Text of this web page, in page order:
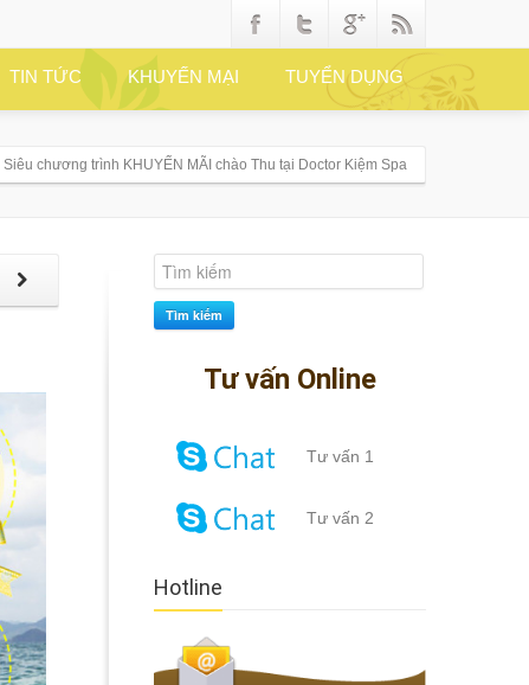
TIN TỨC KHUYẾN MẠI TUYỂN DỤNG
Siêu chương trình KHUYẾN MÃI chào Thu tại Doctor Kiệm Spa
Tìm kiếm
Tư vấn Online
Tư vấn 1
Tư vấn 2
Hotline